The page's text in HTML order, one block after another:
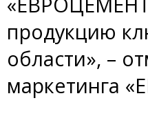
продукцию
области», –
маркетинга